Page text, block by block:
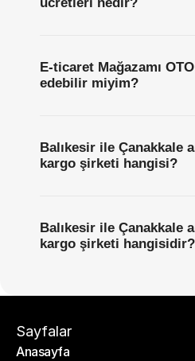
E-ticaret Mağazamı
edebilir miyim?
Balıkesir ile Çanakkale
kargo şirketi hangisi?
Balıkesir ile Çanakkale
kargo şirketi hangisidir?
Sayfalar
Anasayfa